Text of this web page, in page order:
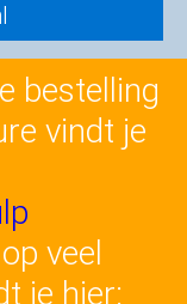
bestelling
vindt je
veel
je hier: